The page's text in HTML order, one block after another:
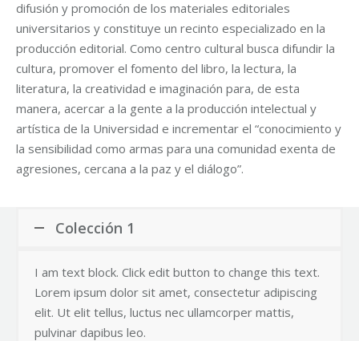
difusión y promoción de los materiales editoriales
universitarios y constituye un recinto especializado en la
producción editorial. Como centro cultural busca difundir la
cultura, promover el fomento del libro, la lectura, la
literatura, la creatividad e imaginación para, de esta
manera, acercar a la gente a la producción intelectual y
artística de la Universidad e incrementar el “conocimiento y
la sensibilidad como armas para una comunidad exenta de
agresiones, cercana a la paz y el diálogo”.
Colección 1
I am text block. Click edit button to change this text.
Lorem ipsum dolor sit amet, consectetur adipiscing
elit. Ut elit tellus, luctus nec ullamcorper mattis,
pulvinar dapibus leo.